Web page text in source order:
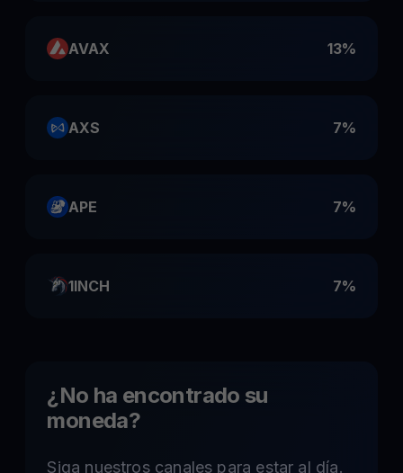
AVAX 13%
AXS 7%
APE 7%
1INCH 7%
¿No ha encontrado su
moneda?
Siga nuestros canales para estar al día.